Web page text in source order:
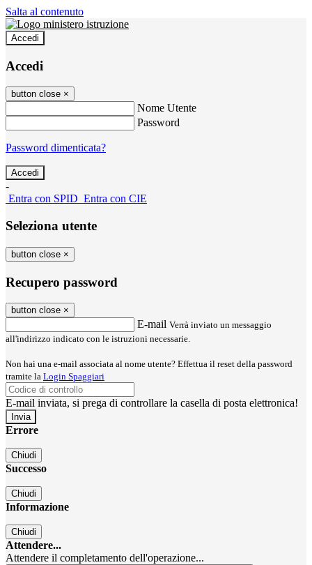
Salta al contenuto
Accedi
Accedi
button close ×
Nome Utente
Password
Password dimenticata?
-
Entra con SPID Entra con CIE
Seleziona utente
button close ×
Recupero password
button close ×
E-mail Verrà inviato un messaggio
all'indirizzo indicato con le istruzioni necessarie.
Non hai una e-mail associata al nome utente? Effettua il reset della password
tramite la Login Spaggiari
E-mail inviata, si prega di controllare la casella di posta elettronica!
Errore
Chiudi
Successo
Chiudi
Informazione
Chiudi
Attendere...
Attendere il completamento dell'operazione...